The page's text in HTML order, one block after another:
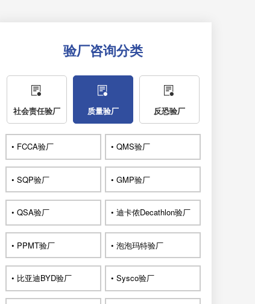
验厂咨询分类
社会责任验厂 质量验厂 反恐验厂
• FCCA验厂 • QMS验厂
• SQP验厂 • GMP验厂
• QSA验厂 • 迪卡侬Decathlon验厂
• PPMT验厂 • 泡泡玛特验厂
• 比亚迪BYD验厂 • Sysco验厂